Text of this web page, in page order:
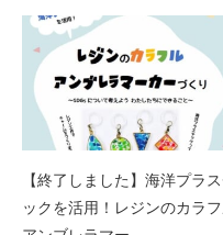
【終了しました】海洋プラ
ックを活用！レジンのカラ